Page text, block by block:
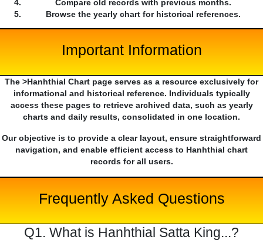
Compare old records with previous months.
Browse the yearly chart for historical references.
Important Information
The >Hanhthial Chart page serves as a resource exclusively for
informational and historical reference. Individuals typically
access these pages to retrieve archived data, such as yearly
charts and daily results, consolidated in one location.
Our objective is to provide a clear layout, ensure straightforward
navigation, and enable efficient access to Hanhthial chart
records for all users.
Frequently Asked Questions
Q1. What is Hanhthial Satta King...?